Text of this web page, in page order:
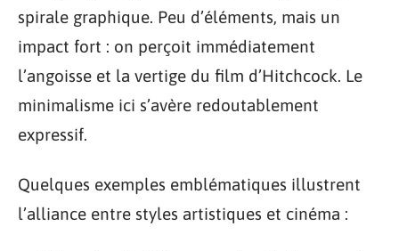
spirale graphique. Peu d’éléments, mais un
impact fort : on perçoit immédiatement
l’angoisse et la vertige du film d’Hitchcock. Le
minimalisme ici s’avère redoutablement
expressif.
Quelques exemples emblématiques illustrent
l’alliance entre styles artistiques et cinéma :